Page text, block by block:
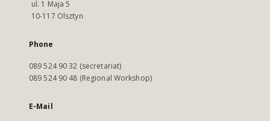
ul. 1 Maja 5
10-117 Olsztyn
Phone
089 524 90 32 (secretariat)
089 524 90 48 (Regional Workshop)
E-Mail